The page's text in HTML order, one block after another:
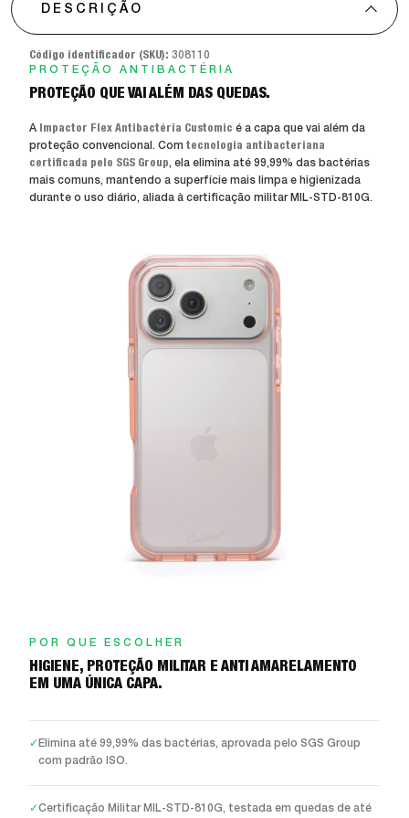
DESCRIÇÃO
Código identificador (SKU): 308110
PROTEÇÃO ANTIBACTÉRIA
PROTEÇÃO QUE VAI ALÉM DAS QUEDAS.
A Impactor Flex Antibactéria Customic é a capa que vai além da
proteção convencional. Com tecnologia antibacteriana
certificada pelo SGS Group, ela elimina até 99,99% das bactérias
mais comuns, mantendo a superfície mais limpa e higienizada
durante o uso diário, aliada à certificação militar MIL-STD-810G.
POR QUE ESCOLHER
HIGIENE, PROTEÇÃO MILITAR E ANTI AMARELAMENTO
EM UMA ÚNICA CAPA.
✓ Elimina até 99,99% das bactérias, aprovada pelo SGS Group
com padrão ISO.
✓Certificação Militar MIL-STD-810G, testada em quedas de até